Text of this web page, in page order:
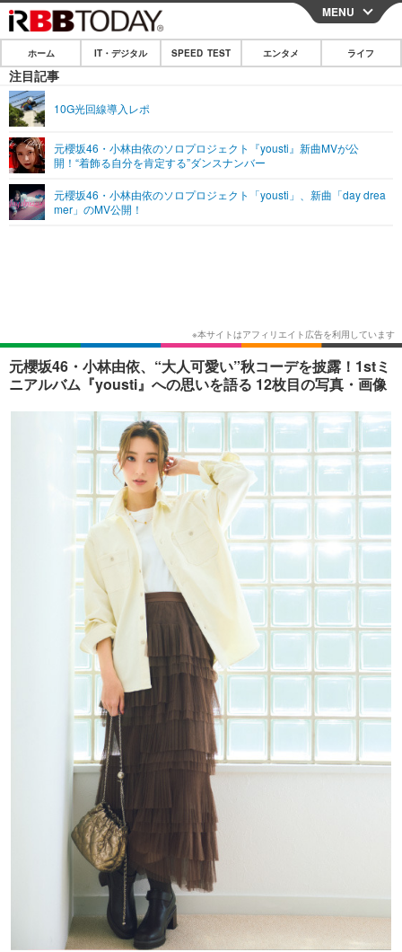
CLOSE
ホーム
IT・デジタル
ネタ ガジェット・ツール
ショッピング その他
SPEED TEST
エンタメ
エンタメTOP
ショッピング その他
ライフ
MENU
ホーム IT・デジタル SPEED TEST エンタメ ライフ
注目記事
10G光回線導入レポ
元櫻坂46・小林由依のソロプロジェクト『yousti』新曲MVが公
開！“着飾る自分を肯定する”ダンスナンバー
元櫻坂46・小林由依のソロプロジェクト「yousti」、新曲「day drea
mer」のMV公開！
元櫻坂46・小林由依、“大人可愛い”秋コーデを披露！1stミ
ニアルバム『yousti』への思いを語る 12枚目の写真・画像